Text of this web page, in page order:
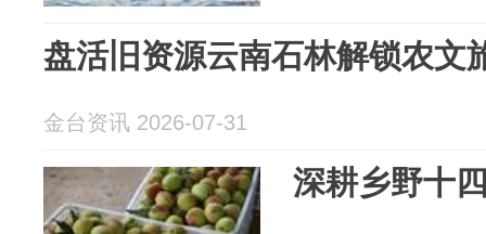
盘活旧资源云南石林解锁农文
金台资讯 2026-07-31
深耕乡野十